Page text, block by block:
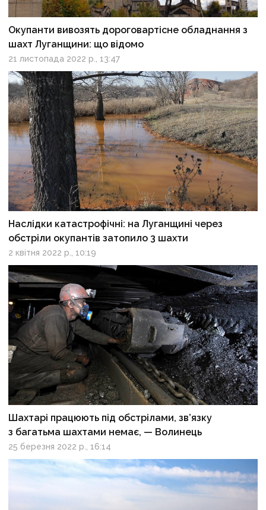
Окупанти вивозять дороговартісне обладнання з
шахт Луганщини: що відомо
21 листопада 2022 р., 13:47
Наслідки катастрофічні: на Луганщині через
обстріли окупантів затопило 3 шахти
2 квітня 2022 р., 10:19
Шахтарі працюють під обстрілами, зв’язку
з багатьма шахтами немає, — Волинець
25 березня 2022 р., 16:14